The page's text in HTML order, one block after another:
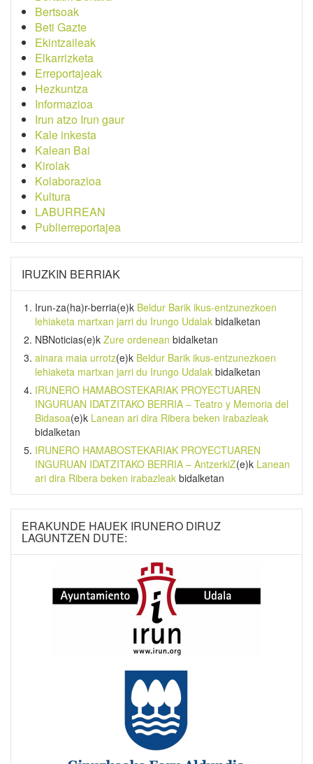
Bertsoak
Beti Gazte
Ekintzaileak
Elkarrizketa
Erreportajeak
Hezkuntza
Informazioa
Irun atzo Irun gaur
Kale inkesta
Kalean Bai
Kirolak
Kolaborazioa
Kultura
LABURREAN
Publierreportajea
IRUZKIN BERRIAK
Irun-za(ha)r-berria(e)k Beldur Barik ikus-entzunezkoen
lehiaketa martxan jarri du Irungo Udalak bidalketan
NBNoticias(e)k Zure ordenean bidalketan
ainara maia urrotz(e)k Beldur Barik ikus-entzunezkoen
lehiaketa martxan jarri du Irungo Udalak bidalketan
IRUNERO HAMABOSTEKARIAK PROYECTUAREN
INGURUAN IDATZITAKO BERRIA – Teatro y Memoria del
Bidasoa(e)k Lanean ari dira Ribera beken irabazleak
bidalketan
IRUNERO HAMABOSTEKARIAK PROYECTUAREN
INGURUAN IDATZITAKO BERRIA – AntzerkiZ(e)k Lanean
ari dira Ribera beken irabazleak bidalketan
ERAKUNDE HAUEK IRUNERO DIRUZ
LAGUNTZEN DUTE: